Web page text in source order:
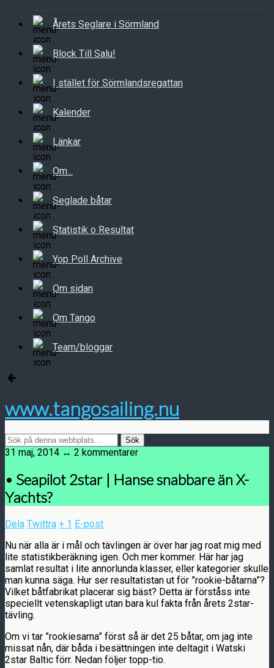
Årets Seglare i Sörmland
Block Till Salu!
I stället för Sörmlandsregattan
Kalender
Länkar
Om...
Seglade båtar
Statistik o Resultat
Yop Poll Archive
Om sidan
Om Tango
Team/bloggar
www.tangosailing.nu
31 maj, 2014 ↔ 2 kommentarer
• Seapilot 2star | Hanse snabbare än X-
Yachts?
Dela Twittra + 1 E-post
Nu när alla är i mål och tävlingen är över har jag roat mig med
lite statistikberäkning igen. Och mer kommer. Här har jag
samlat resultat i lite annorlunda klasser, eller kategorier skulle
man kunna säga. Hur ser resultatistan ut för ”rookie-båtarna”?
Vilket båtfabrikat placerar sig bäst? Detta är förståss inte
speciellt vetenskapligt utan bara kul fakta från årets 2star-
tävling.
Om vi tar ”rookiesarna” först så är det 25 båtar, om jag inte
missat nån, där båda i besättningen inte deltagit i Watski
2star Baltic förr. Nedan följer topp-tio.